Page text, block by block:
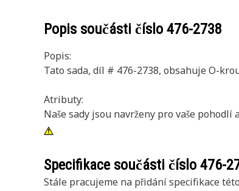
Popis součásti číslo 476-2738
Popis:
Tato sada, díl # 476-2738, obsahuje O-
Atributy:
Naše sady jsou navrženy pro vaše
Specifikace součásti číslo 476-
Stále pracujeme na přidání specifikace